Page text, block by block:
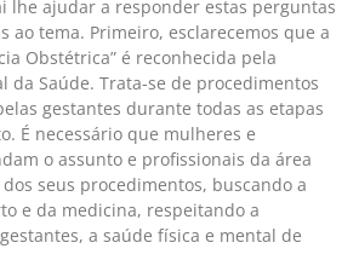
lhe ajudar a responder estas perguntas
ao tema. Primeiro, esclarecemos que a
Obstétrica” é reconhecida pela
da Saúde. Trata-se de procedimentos
gestantes durante todas as etapas
É necessário que mulheres e
o assunto e profissionais da área
seus procedimentos, buscando a
e da medicina, respeitando a
a saúde física e mental de